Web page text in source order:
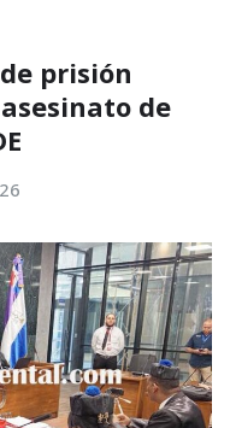
prisión
de